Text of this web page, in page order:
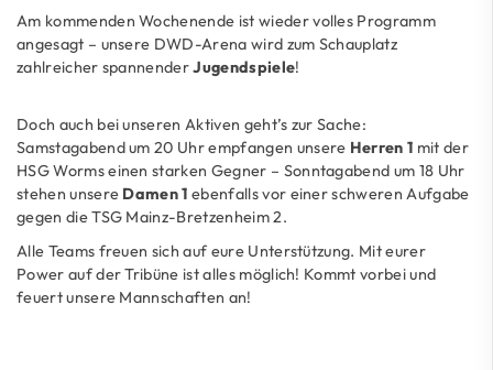
Am kommenden Wochenende ist wieder volles Programm
angesagt – unsere DWD-Arena wird zum Schauplatz
zahlreicher spannenderJugendspiele!
Doch auch bei unseren Aktiven geht’s zur Sache:
Samstagabend um 20 Uhr empfangen unsere Herren 1 mit der
HSG Worms einen starken Gegner – Sonntagabend um 18 Uhr
stehen unsere Damen 1 ebenfalls vor einer schweren Aufgabe
gegen die TSG Mainz-Bretzenheim 2.
Alle Teams freuen sich auf eure Unterstützung. Mit eurer
Power auf der Tribüne ist alles möglich! Kommt vorbei und
feuert unsere Mannschaften an!